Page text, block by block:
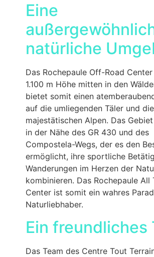
Eine
natürliche
Das Rochepaule Off-Road
1.100 m Höhe mitten in den
bietet somit einen
auf die umliegenden Täler und die
majestätischen Alpen. Das
in der Nähe des GR 430 und des
Compostela-Wegs, der es den
ermöglicht, ihre sportliche
Wanderungen im Herzen der
kombinieren. Das Rochepaule All
Center ist somit ein wahres
Naturliebhaber.
Ein freundliches
Das Team des Centre Tout